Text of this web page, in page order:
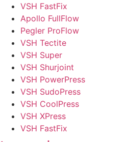
VSH FastFix
Apollo FullFlow
Pegler ProFlow
VSH Tectite
VSH Super
VSH Shurjoint
VSH PowerPress
VSH SudoPress
VSH CoolPress
VSH XPress
VSH FastFix